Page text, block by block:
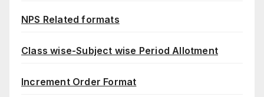
NPS Related formats
Class wise-Subject wise Period Allotment
Increment Order Format